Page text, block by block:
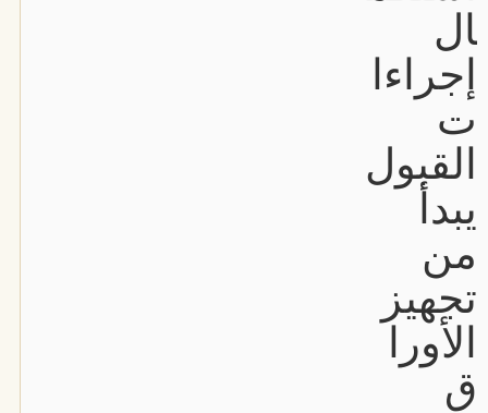
ال
إجراءا
ت
القبول
يبدأ
من
تجهيز
الأورا
ق